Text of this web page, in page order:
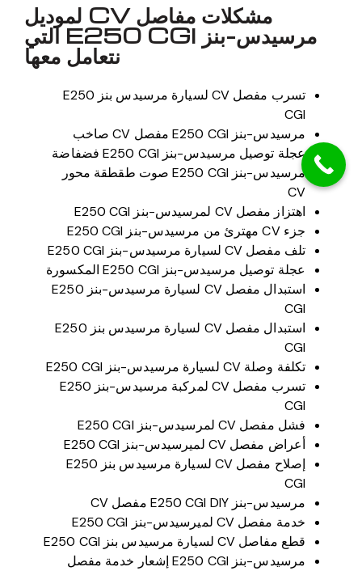
مشكلات مفاصل CV لموديل
مرسيدس-بنز E250 CGI التي
نتعامل معها
تسرب مفصل CV لسيارة مرسيدس بنز E250
CGI
مرسيدس-بنز E250 CGI مفصل CV صاخب
عجلة توصيل مرسيدس-بنز E250 CGI فضفاضة
مرسيدس-بنز E250 CGI صوت طقطقة محور
CV
اهتزاز مفصل CV لمرسيدس-بنز E250 CGI
جزء CV مهترئ من مرسيدس-بنز E250 CGI
تلف مفصل CV لسيارة مرسيدس-بنز E250 CGI
عجلة توصيل مرسيدس-بنز E250 CGI المكسورة
استبدال مفصل CV لسيارة مرسيدس-بنز E250
CGI
استبدال مفصل CV لسيارة مرسيدس بنز E250
CGI
تكلفة وصلة CV لسيارة مرسيدس-بنز E250 CGI
تسرب مفصل CV لمركبة مرسيدس-بنز E250
CGI
فشل مفصل CV لمرسيدس-بنز E250 CGI
أعراض مفصل CV لميرسيدس-بنز E250 CGI
إصلاح مفصل CV لسيارة مرسيدس بنز E250
CGI
مرسيدس-بنز E250 CGI DIY مفصل CV
خدمة مفصل CV لميرسيدس-بنز E250 CGI
قطع مفاصل CV لسيارة مرسيدس بنز E250 CGI
مرسيدس-بنز E250 CGI إشعار خدمة مفصل